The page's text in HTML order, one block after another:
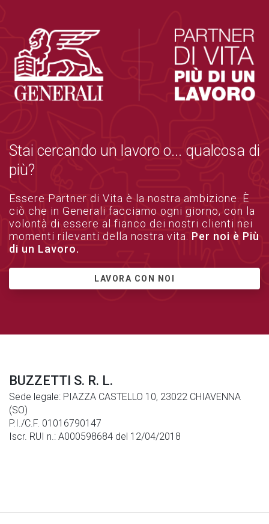
Stai cercando un lavoro o... qualcosa di
più?
Essere Partner di Vita è la nostra ambizione. È
ciò che in Generali facciamo ogni giorno, con la
volontà di essere al fianco dei nostri clienti nei
momenti rilevanti della nostra vita. Per noi è Più
di un Lavoro.
LAVORA CON NOI
BUZZETTI S. R. L.
Sede legale: PIAZZA CASTELLO 10, 23022 CHIAVENNA
(SO)
P.I./C.F. 01016790147
Iscr. RUI n.: A000598684 del 12/04/2018